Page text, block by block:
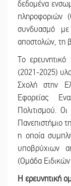
δεδομένα
πληροφοριών
συνδυασμό
αποστολών, τη
Το
(2021-2025)
Σχολή στην
Εφορείας
Πολιτισμού.
Πανεπιστήμιο
η οποία
υποβρύχιων
(Ομάδα
Η ερευνητική